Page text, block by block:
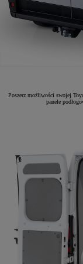
Poszerz możliwości swojej
panele